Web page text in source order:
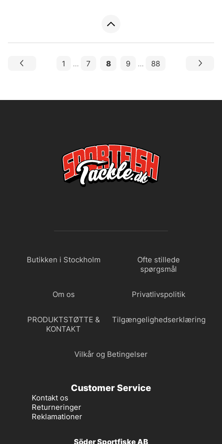
1 ... 7 8 9 ... 88
Butikken i Stockholm
Ofte stillede
spørgsmål
Om os Privatlivspolitik
PRODUKTSTØTTE &
KONTAKT
Tilgængelighedserklæring
Vilkår og Betingelser
Customer Service
Kontakt os
Returneringer
Reklamationer
Söder Sportfiske AB